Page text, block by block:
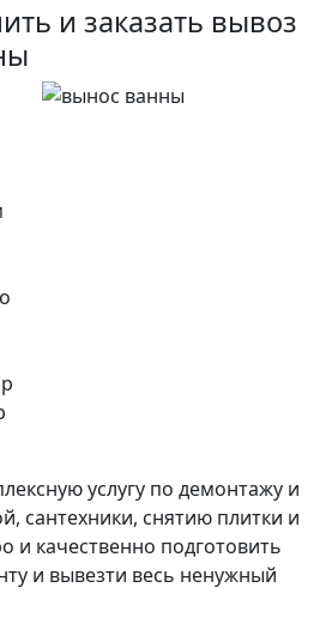
и заказать вывоз
услугу по демонтажу и
сантехники, снятию плитки и
качественно подготовить
и вывезти весь ненужный